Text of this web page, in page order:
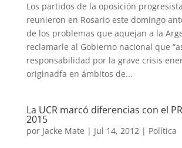
Los partidos de la oposición
reunieron en Rosario este domingo
de los problemas que aquejan a la
reclamarle al Gobierno nacional que
responsabilidad por la grave crisis
originadfa en ámbitos de...
La UCR marcó diferencias con el
2015
por Jacke Mate | Jul 14, 2012| Política